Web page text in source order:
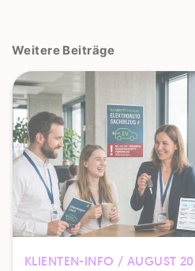
Weitere Beiträge
KLIENTEN-INFO / AUGUST